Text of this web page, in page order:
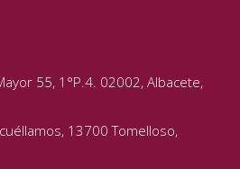
55, 1°P.4. 02002, Albacete,
13700 Tomelloso,